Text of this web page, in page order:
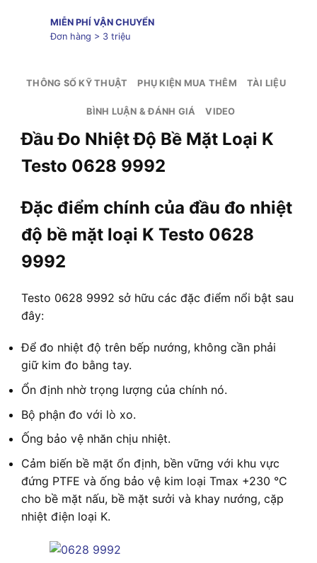
MIỄN PHÍ VẬN CHUYỂN
Đơn hàng > 3 triệu
THÔNG SỐ KỸ THUẬT PHỤ KIỆN MUA THÊM TÀI LIỆU
BÌNH LUẬN & ĐÁNH GIÁ VIDEO
Đầu Đo Nhiệt Độ Bề Mặt Loại K
Testo 0628 9992
Đặc điểm chính của đầu đo nhiệt
độ bề mặt loại K Testo 0628
9992
Testo 0628 9992 sở hữu các đặc điểm nổi bật sau
đây:
Để đo nhiệt độ trên bếp nướng, không cần phải
giữ kim đo bằng tay.
Ổn định nhờ trọng lượng của chính nó.
Bộ phận đo với lò xo.
Ống bảo vệ nhăn chịu nhiệt.
Cảm biến bề mặt ổn định, bền vững với khu vực
đứng PTFE và ống bảo vệ kim loại Tmax +230 °C
cho bề mặt nấu, bề mặt sưởi và khay nướng, cặp
nhiệt điện loại K.